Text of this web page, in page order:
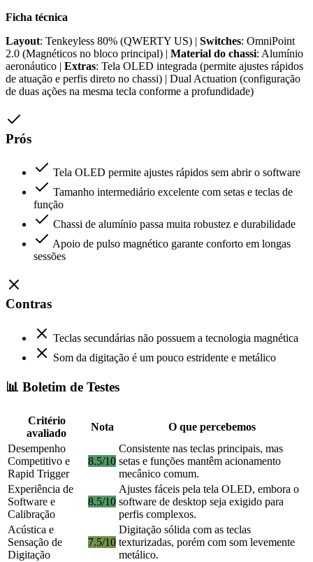
Ficha técnica
Layout: Tenkeyless 80% (QWERTY US) | Switches: OmniPoint
2.0 (Magnéticos no bloco principal) | Material do chassi: Alumínio
aeronáutico | Extras: Tela OLED integrada (permite ajustes rápidos
de atuação e perfis direto no chassi) | Dual Actuation (configuração
de duas ações na mesma tecla conforme a profundidade)
Prós
Tela OLED permite ajustes rápidos sem abrir o software
Tamanho intermediário excelente com setas e teclas de
função
Chassi de alumínio passa muita robustez e durabilidade
Apoio de pulso magnético garante conforto em longas
sessões
Contras
Teclas secundárias não possuem a tecnologia magnética
Som da digitação é um pouco estridente e metálico
📊 Boletim de Testes
Critério
avaliado
Nota
O que percebemos
Desempenho
Competitivo e
Rapid Trigger
8.5/10
Consistente nas teclas principais, mas
setas e funções mantêm acionamento
mecânico comum.
Experiência de
Software e
Calibração
8.5/10
Ajustes fáceis pela tela OLED, embora o
software de desktop seja exigido para
perfis complexos.
Acústica e
Sensação de
Digitação
7.5/10
Digitação sólida com as teclas
texturizadas, porém com som levemente
metálico.